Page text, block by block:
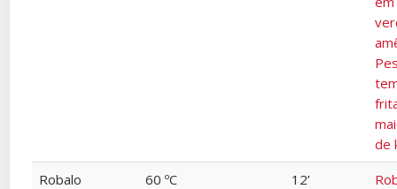
de
Robalo
60 ºC 12’